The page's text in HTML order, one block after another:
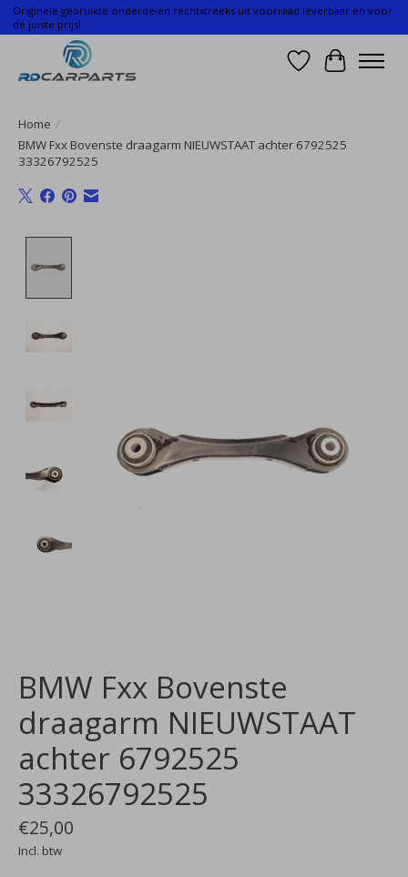
Originele gebruikte onderdelen rechtstreeks uit voorraad leverbaar en voor
de juiste prijs!
Verlanglijst
Home /
BMW Fxx Bovenste draagarm NIEUWSTAAT achter 6792525
33326792525
BMW Fxx Bovenste
draagarm NIEUWSTAAT
achter 6792525
33326792525
€25,00
Incl. btw